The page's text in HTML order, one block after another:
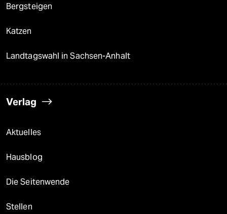
Bergsteigen
Katzen
Landtagswahl in Sachsen-Anhalt
Verlag
Aktuelles
Hausblog
Die Seitenwende
Stellen